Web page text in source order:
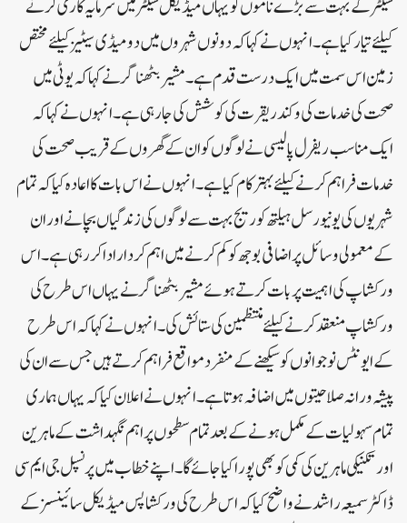
سیکٹر کے بہت سے بڑے ناموں کو یہاں میڈیکل سیکٹر میں سرمایہ کاری کرنے
کیلئے تیار کیا ہے ۔ انہوں نے کہا کہ دونوں شہروں میں دو میڈی سیٹیز کیلئے مختص
زمین اس سمت میں ایک درست قدم ہے ۔مشیر بٹھناگر نے کہا کہ یو ٹی میں
صحت کی خدمات کی وکندریقرت کی کوشش کی جا رہی ہے ۔ انہوں نے کہا کہ
ایک مناسب ریفرل پالیسی نے لوگوں کو ان کے گھروں کے قریب صحت کی
خدمات فراہم کرنے کیلئے بہتر کام کیا ہے ۔ انہوں نے اس بات کا اعادہ کیا کہ تمام
شہریوں کی یونیورسل ہیلتھ کوریج بہت سے لوگوں کی زندگیاں بچانے اور ان
کے معمولی وسائل پر اضافی بوجھ کو کم کرنے میں اہم کردار ادا کر رہی ہے ۔ اس
ورکشاپ کی اہمیت پر بات کرتے ہوئے مشیر بٹھناگر نے یہاں اس طرح کی
ورکشاپ منعقد کرنے کیلئے منتظمین کی ستائش کی ۔ انہوں نے کہا کہ اس طرح
کے ایونٹس نوجوانوں کو سیکھنے کے منفرد مواقع فراہم کرتے ہیں جس سے ان کی
پیشہ ورانہ صلاحیتوں میں اضافہ ہوتا ہے ۔ انہوں نے اعلان کیا کہ یہاں ہماری
تمام سہولیات کے مکمل ہونے کے بعد تمام سطحوں پر اہم نگہداشت کے ماہرین
اور تکنیکی ماہرین کی کمی کو بھی پورا کیا جائے گا ۔ اپنے خطاب میں پرنسپل جی ایم سی
ڈاکٹر سمیعہ راشد نے واضح کیا کہ اس طرح کی ورکشاپس میڈیکل سائینسز کے